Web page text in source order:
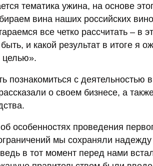
тематика ужина, на основе
вина наших российских
все четко рассчитать – в
и какой результат в итоге я
целью».
познакомиться с деятельностью
о своем бизнесе, а
особенностях проведения
мы сохраняли надежду
в тот момент перед нами